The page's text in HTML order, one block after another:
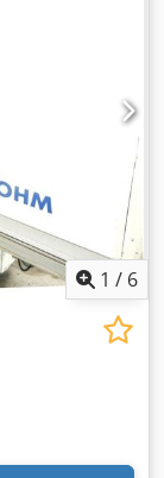
1 / 6